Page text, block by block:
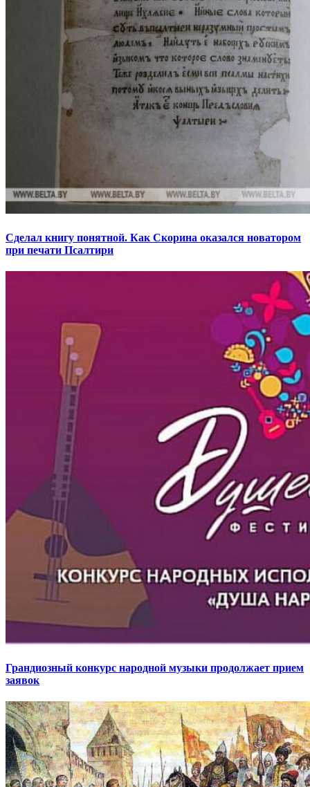
Сделал книгу понятной. Как Скорина оказался новатором
при печати Псалтири
Грандиозный конкурс народной музыки продолжает прием
заявок